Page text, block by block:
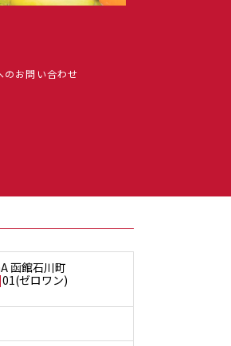
のお問い合わせ
函館石川町
01(ゼロワン)